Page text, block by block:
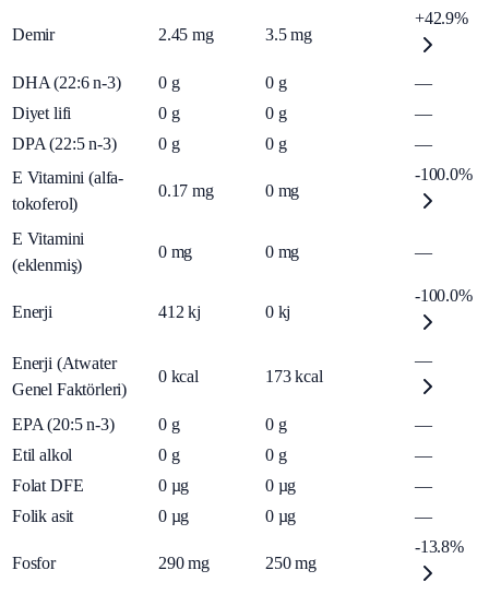
Demir 2.45 mg 3.5 mg
+42.9%
DHA (22:6 n-3) 0 g 0 g
—
Diyet lifi
0 g 0 g
—
DPA (22:5 n-3)
0 g 0 g
—
E Vitamini (alfa-
tokoferol)
0.17 mg 0 mg
-100.0%
E Vitamini
(eklenmiş)
0 mg 0 mg —
Enerji 412 kj 0 kj
-100.0%
Enerji (Atwater
Genel Faktörleri)
0 kcal 173 kcal
—
EPA (20:5 n-3) 0 g 0 g
—
Etil alkol
0 g 0 g
—
Folat DFE
0 µg 0 µg
—
Folik asit
0 µg 0 µg —
Fosfor 290 mg 250 mg
-13.8%